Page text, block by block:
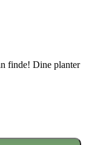
finde! Dine planter